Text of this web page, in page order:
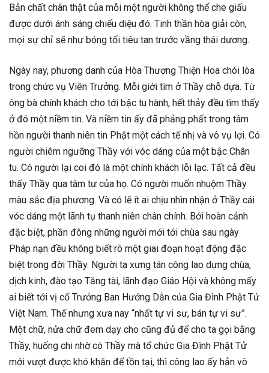
Bản chất chân thật của mỗi một người không thể che giấu
được dưới ánh sáng chiếu diệu đó. Tinh thần hòa giải còn,
mọi sự chỉ sẽ như bóng tối tiêu tan trước vầng thái dương.
Ngày nay, phương danh của Hòa Thượng Thiện Hoa chói lòa
trong chức vụ Viên Trưởng. Mỗi giới tìm ở Thầy chỗ dựa. Từ
ông bà chính khách cho tới bậc tu hành, hết thảy đều tìm thấy
ở đó một niềm tin. Và niềm tin ấy đã phảng phất trong tâm
hồn người thanh niên tin Phật một cách tế nhị và vô vụ lợi. Có
người chiêm ngưỡng Thầy với vóc dáng của một bậc Chân
tu. Có người lại coi đó là một chính khách lỗi lạc. Tất cả đều
thấy Thầy qua tâm tư của họ. Có người muốn nhuộm Thầy
màu sắc địa phương. Và có lẽ ít ai chịu nhìn nhận ở Thầy cái
vóc dáng một lãnh tụ thanh niên chân chính. Bởi hoàn cảnh
đặc biệt, phần đông những người mới tới chùa sau ngày
Pháp nạn đều không biết rõ một giai đoạn hoạt động đặc
biệt trong đời Thầy. Người ta xưng tán công lao dựng chùa,
dịch kinh, đào tạo Tăng tài, lãnh đạo Giáo Hội và không mấy
ai biết tới vị cố Trưởng Ban Hướng Dẫn của Gia Đình Phật Tử
Việt Nam. Thế nhưng xưa nay “nhất tự vi sư, bán tự vi sư”.
Một chữ, nửa chữ đem dạy cho cũng đủ để cho ta gọi bằng
Thầy, huống chi nhờ có Thầy mà tổ chức Gia Đình Phật Tử
mới vượt được khó khăn để tồn tại, thì công lao ấy hẳn vô